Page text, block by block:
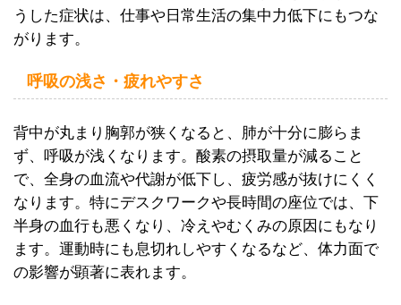
うした症状は、仕事や日常生活の集中力低下にもつな
がります。
呼吸の浅さ・疲れやすさ
背中が丸まり胸郭が狭くなると、肺が十分に膨らま
ず、呼吸が浅くなります。酸素の摂取量が減ること
で、全身の血流や代謝が低下し、疲労感が抜けにくく
なります。特にデスクワークや長時間の座位では、下
半身の血行も悪くなり、冷えやむくみの原因にもなり
ます。運動時にも息切れしやすくなるなど、体力面で
の影響が顕著に表れます。